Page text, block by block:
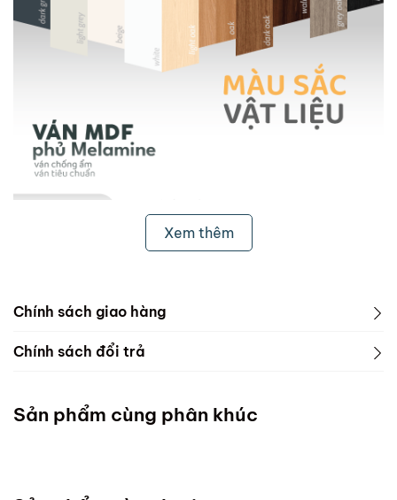
Xem thêm
Chính sách giao hàng
1. Freeship & Lắp đặt cho khách hàng các tỉnh thành
Miền Bắc
Chính sách đổi trả
Sản phẩm cùng phân khúc